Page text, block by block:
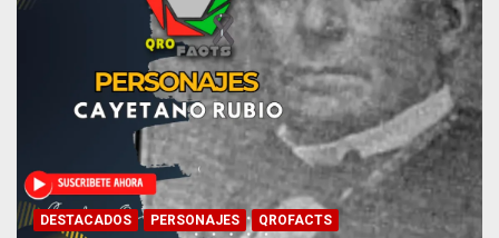
DESTACADOS PERSONAJES QROFACTS